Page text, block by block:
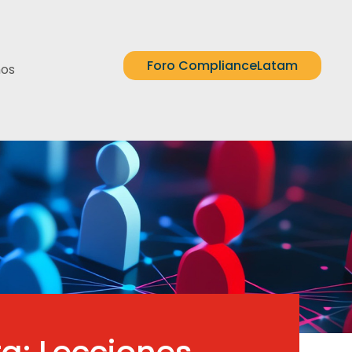
Foro ComplianceLatam